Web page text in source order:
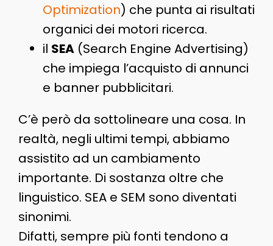
Optimization) che punta ai risultati
organici dei motori ricerca.
il SEA (Search Engine Advertising)
che impiega l’acquisto di annunci
e banner pubblicitari.
C’è però da sottolineare una cosa. In
realtà, negli ultimi tempi, abbiamo
assistito ad un cambiamento
importante. Di sostanza oltre che
linguistico. SEA e SEM sono diventati
sinonimi.
Difatti, sempre più fonti tendono a